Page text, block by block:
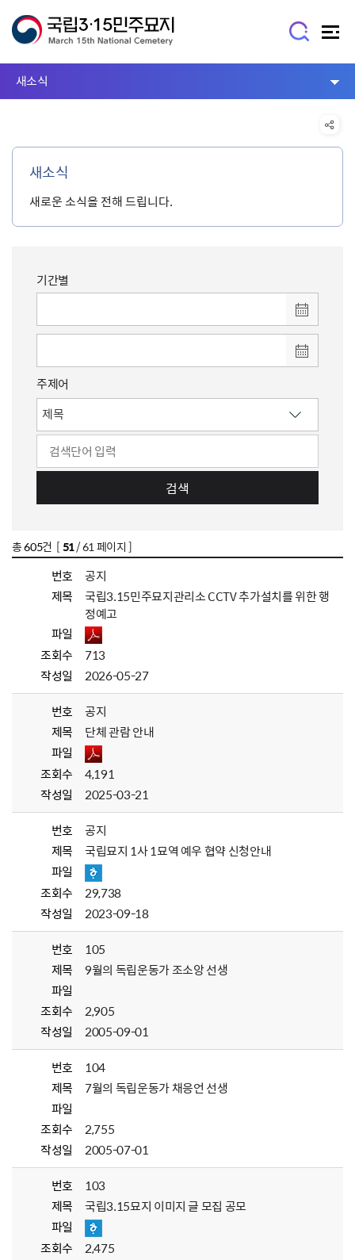
새소식
새소식
새로운 소식을 전해 드립니다.
기간별
주제어
검색
총605건 [51/ 61 페이지 ]
번호
공지
제목
국립3.15민주묘지관리소 CCTV 추가설치를 위한 행
정예고
파일
조회수
713
작성일
2026-05-27
번호
공지
제목
단체 관람 안내
파일
조회수
4,191
작성일
2025-03-21
번호
공지
제목
국립묘지 1사 1묘역 예우 협약 신청안내
파일
조회수
29,738
작성일
2023-09-18
번호
105
제목
9월의 독립운동가 조소앙 선생
파일
조회수
2,905
작성일
2005-09-01
번호
104
제목
7월의 독립운동가 채응언 선생
파일
조회수
2,755
작성일
2005-07-01
번호
103
제목
국립3.15묘지 이미지 글 모집 공모
파일
조회수
2,475